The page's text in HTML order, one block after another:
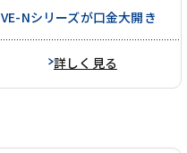
VE-Nシリーズが口金大開き
詳しく見る